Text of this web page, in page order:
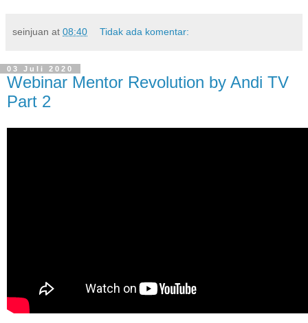
seinjuan at 08:40 Tidak ada komentar:
03 Juli 2020
Webinar Mentor Revolution by Andi TV
Part 2